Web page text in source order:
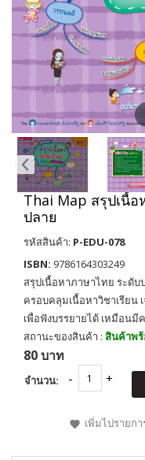
Thai Map สรุปเนื้
ปลาย
รหัสสินค้า: P-EDU-078
ISBN: 9786164303249
สรุปเนื้อหาภาษาไทย ระดับ
ครอบคลุมเนื้อหาวิชาเรียน
เพื่อฟังบรรยายได้ เหมือนมี
สถานะของสินค้า : สินค้าพ
80 บาท
จำนวน:
เพิ่มไปรายก